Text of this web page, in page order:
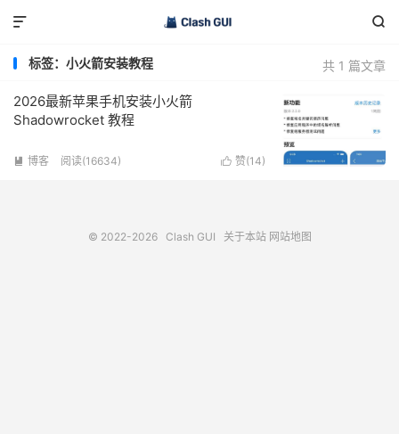


共 1 篇文章
标签：小火箭安装教程
2026最新苹果手机安装小火箭
Shadowrocket 教程
 赞(14)
 博客 阅读(16634)
© 2022-2026 Clash GUI 关于本站 网站地图